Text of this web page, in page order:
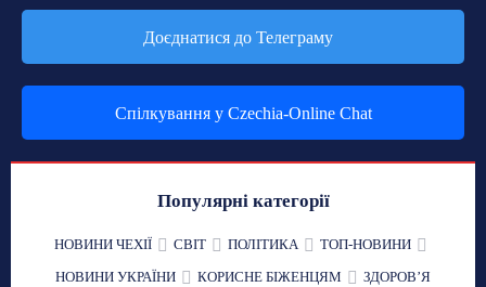
Доєднатися до Телеграму
Спілкування у Czechia-Online Chat
Популярні категорії
НОВИНИ ЧЕХІЇ СВІТ ПОЛІТИКА
ТОП-НОВИНИ
НОВИНИ УКРАЇНИ
КОРИСНЕ БІЖЕНЦЯМ ЗДОРОВʼЯ